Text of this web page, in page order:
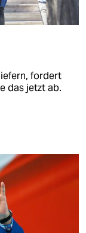
fordert
das jetzt ab.